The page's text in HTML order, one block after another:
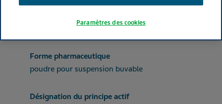
Forme pharmaceutique
poudre pour suspension buvable
Désignation du principe actif
Paramètres des cookies